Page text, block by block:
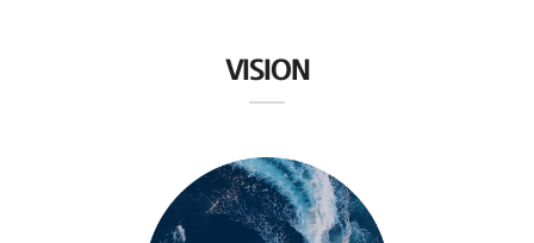
VISION